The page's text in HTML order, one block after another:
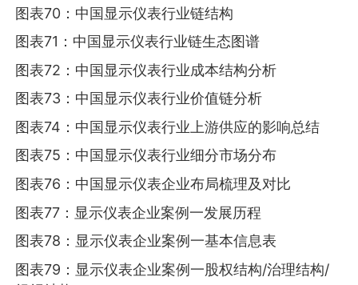
图表70：中国显示仪表行业链结构
图表71：中国显示仪表行业链生态图谱
图表72：中国显示仪表行业成本结构分析
图表73：中国显示仪表行业价值链分析
图表74：中国显示仪表行业上游供应的影响总结
图表75：中国显示仪表行业细分市场分布
图表76：中国显示仪表企业布局梳理及对比
图表77：显示仪表企业案例一发展历程
图表78：显示仪表企业案例一基本信息表
图表79：显示仪表企业案例一股权结构/治理结构/